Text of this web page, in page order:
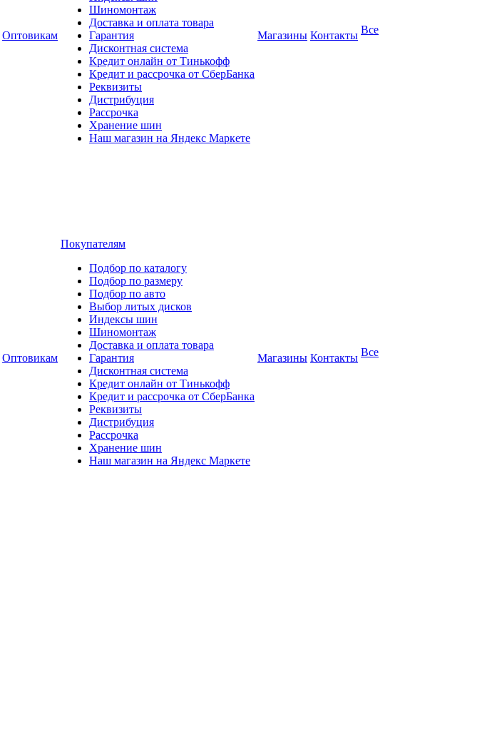
Оптовикам
Шиномонтаж
Доставка и оплата товара
Гарантия
Дисконтная система
Кредит онлайн от Тинькофф
Кредит и рассрочка от СберБанка
Реквизиты
Дистрибуция
Рассрочка
Хранение шин
Наш магазин на Яндекс Маркете
Магазины Контакты Все
Оптовикам
Покупателям
Подбор по каталогу
Подбор по размеру
Подбор по авто
Выбор литых дисков
Индексы шин
Шиномонтаж
Доставка и оплата товара
Гарантия
Дисконтная система
Кредит онлайн от Тинькофф
Кредит и рассрочка от СберБанка
Реквизиты
Дистрибуция
Рассрочка
Хранение шин
Наш магазин на Яндекс Маркете
Магазины Контакты Все